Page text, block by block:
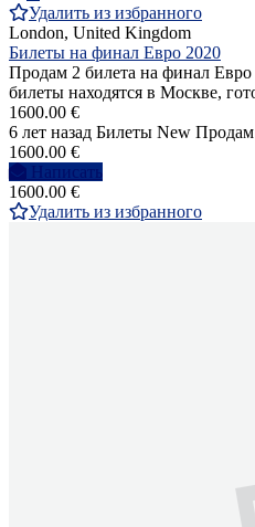
Удалить из избранного
London, United Kingdom
Билеты на финал Евро 2020
Продам 2 билета на финал
билеты находятся в Москве,
1600.00 €
6 лет назад Билеты New Продам
1600.00 €
Написать
1600.00 €
Удалить из избранного